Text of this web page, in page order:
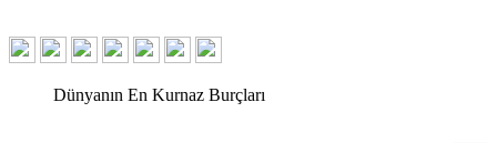
Dünyanın En Kurnaz Burçları